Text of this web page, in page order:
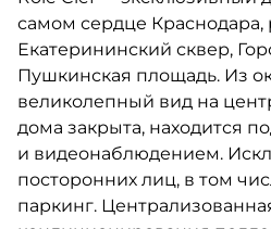
самом сердце
Екатерининский сквер,
Пушкинская площадь. Из
великолепный вид на
дома закрыта, находится
и видеонаблюдением.
посторонних лиц, в том
паркинг.